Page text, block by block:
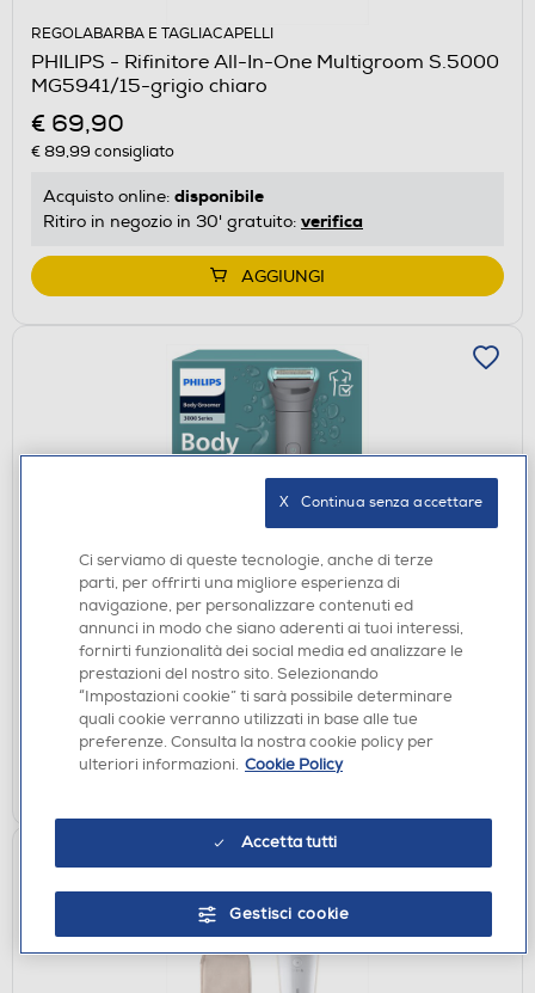
REGOLABARBA E TAGLIACAPELLI
PHILIPS - Rifinitore All-In-One Multigroom S.5000
MG5941/15-grigio chiaro
€ 69,90
€ 89,99 consigliato
Acquisto online: disponibile
Ritiro in negozio in 30' gratuito: verifica
AGGIUNGI
REGOLABARBA E TAGLIACAPELLI
PHILIPS - Tagliacapelli SERIE 3000 BG3485/15-
grigio medio
€ 49,90
Acquisto online:disponibile
Ritiro in negozio in 30' gratuito:verifica
AGGIUNGI
Ci serviamo di queste tecnologie, anche di terze
parti, per offrirti una migliore esperienza di
navigazione, per personalizzare contenuti ed
annunci in modo che siano aderenti ai tuoi interessi,
fornirti funzionalità dei social media ed analizzare le
prestazioni del nostro sito. Selezionando
“Impostazioni cookie” ti sarà possibile determinare
quali cookie verranno utilizzati in base alle tue
preferenze. Consulta la nostra cookie policy per
ulteriori informazioni. Cookie Policy
Accetta tutti
Gestisci cookie
X   Continua senza accettare